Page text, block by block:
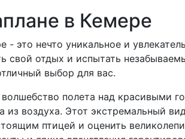
в Кемере
- это нечто уникальное и
свой отдых и испытать
выбор для вас.
полета над красивыми
из воздуха. Этот экстремальный
птицей и оценить